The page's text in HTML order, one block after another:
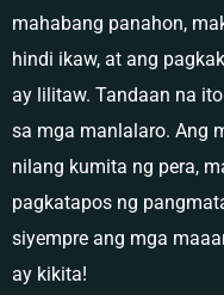
mahabang panahon,
hindi ikaw, at ang
ay lilitaw. Tandaan na
sa mga manlalaro. Ang
nilang kumita ng pera,
pagkatapos ng
siyempre ang mga
ay kikita!